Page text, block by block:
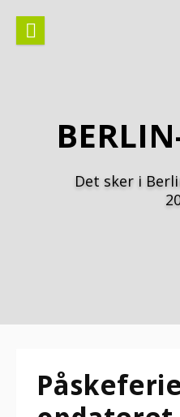
indhold
Det sker i